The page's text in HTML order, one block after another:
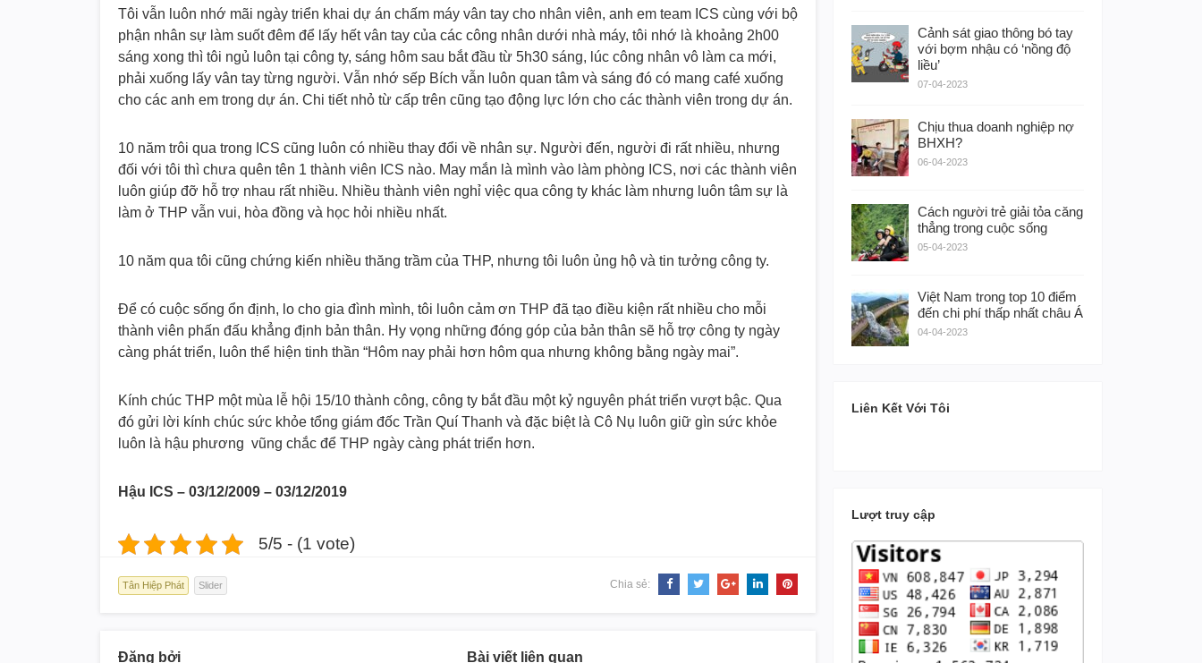
Tôi vẫn luôn nhớ mãi ngày triển khai dự án chấm máy vân tay cho nhân viên, anh em team ICS cùng với bộ
phận nhân sự làm suốt đêm để lấy hết vân tay của các công nhân dưới nhà máy, tôi nhớ là khoảng 2h00
sáng xong thì tôi ngủ luôn tại công ty, sáng hôm sau bắt đầu từ 5h30 sáng, lúc công nhân vô làm ca mới,
phải xuống lấy vân tay từng người. Vẫn nhớ sếp Bích vẫn luôn quan tâm và sáng đó có mang café xuống
cho các anh em trong dự án. Chi tiết nhỏ từ cấp trên cũng tạo động lực lớn cho các thành viên trong dự án.
10 năm trôi qua trong ICS cũng luôn có nhiều thay đổi về nhân sự. Người đến, người đi rất nhiều, nhưng
đối với tôi thì chưa quên tên 1 thành viên ICS nào. May mắn là mình vào làm phòng ICS, nơi các thành viên
luôn giúp đỡ hỗ trợ nhau rất nhiều. Nhiều thành viên nghỉ việc qua công ty khác làm nhưng luôn tâm sự là
làm ở THP vẫn vui, hòa đồng và học hỏi nhiều nhất.
10 năm qua tôi cũng chứng kiến nhiều thăng trầm của THP, nhưng tôi luôn ủng hộ và tin tưởng công ty.
Để có cuộc sống ổn định, lo cho gia đình mình, tôi luôn cảm ơn THP đã tạo điều kiện rất nhiều cho mỗi
thành viên phấn đấu khẳng định bản thân. Hy vọng những đóng góp của bản thân sẽ hỗ trợ công ty ngày
càng phát triển, luôn thể hiện tinh thần “Hôm nay phải hơn hôm qua nhưng không bằng ngày mai”.
Kính chúc THP một mùa lễ hội 15/10 thành công, công ty bắt đầu một kỷ nguyên phát triển vượt bậc. Qua
đó gửi lời kính chúc sức khỏe tổng giám đốc Trần Quí Thanh và đặc biệt là Cô Nụ luôn giữ gìn sức khỏe
luôn là hậu phương vũng chắc để THP ngày càng phát triển hơn.
Hậu ICS – 03/12/2009 – 03/12/2019
5/5 - (1 vote)
Tân Hiệp Phát Slider Chia sẻ:
Đăng bởi Bài viết liên quan
Cảnh sát giao thông bó tay
với bợm nhậu có ‘nồng độ
liều’
07-04-2023
Chịu thua doanh nghiệp nợ
BHXH?
06-04-2023
Cách người trẻ giải tỏa căng
thẳng trong cuộc sống
05-04-2023
Việt Nam trong top 10 điểm
đến chi phí thấp nhất châu Á
04-04-2023
Liên Kết Với Tôi
Lượt truy cập